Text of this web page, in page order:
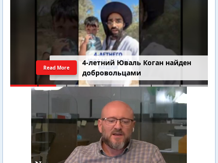
4-летний Юваль Коган найден
добровольцами
Read More